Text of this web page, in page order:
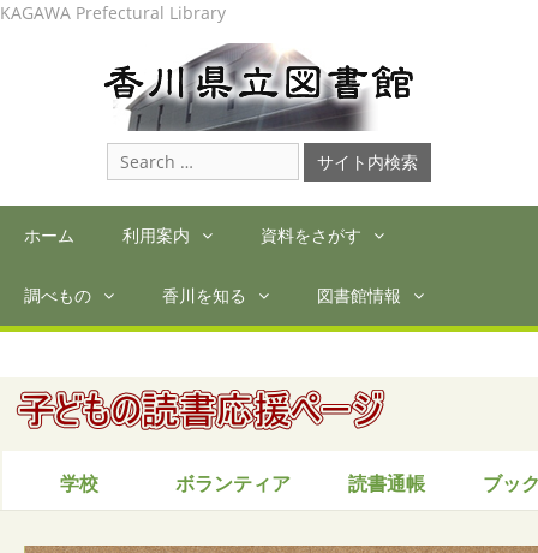
Skip
KAGAWA Prefectural Library
Search
for:
ホーム 利用案内 資料をさがす
調べもの 香川を知る 図書館情報
学校 ボランティア 読書通帳 ブッ